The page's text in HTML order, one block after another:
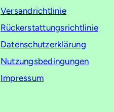
Versandrichtlinie
Rückerstattungsrichtlinie
Datenschutzerklärung
Nutzungsbedingungen
Impressum